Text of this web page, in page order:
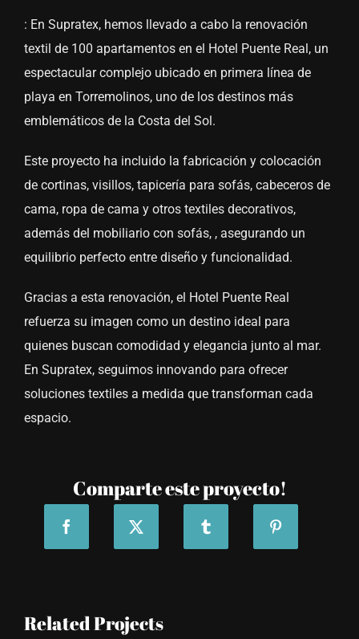
: En Supratex, hemos llevado a cabo la renovación
textil de 100 apartamentos en el Hotel Puente Real, un
espectacular complejo ubicado en primera línea de
playa en Torremolinos, uno de los destinos más
emblemáticos de la Costa del Sol.
Este proyecto ha incluido la fabricación y colocación
de cortinas, visillos, tapicería para sofás, cabeceros de
cama, ropa de cama y otros textiles decorativos,
además del mobiliario con sofás, , asegurando un
equilibrio perfecto entre diseño y funcionalidad.
Gracias a esta renovación, el Hotel Puente Real
refuerza su imagen como un destino ideal para
quienes buscan comodidad y elegancia junto al mar.
En Supratex, seguimos innovando para ofrecer
soluciones textiles a medida que transforman cada
espacio.
Comparte este proyecto!
Related Projects